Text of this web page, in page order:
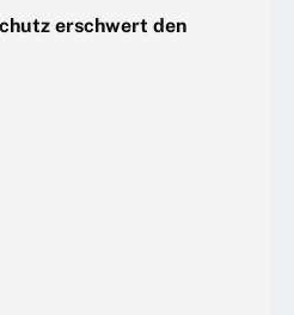
erschwert den